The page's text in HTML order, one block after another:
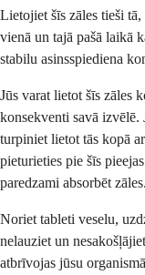
Lietojiet šīs zāles tieši
vienā un tajā pašā laikā
stabilu asinsspiediena
Jūs varat lietot šīs zāles
konsekventi savā izvēlē.
turpiniet lietot tās kopā
pieturieties pie šīs
paredzami absorbēt zāles.
Noriet tableti veselu,
nelauziet un
atbrīvojas jūsu